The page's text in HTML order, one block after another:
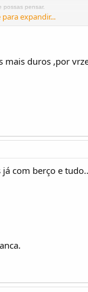
pensar.
para expandir...
duros ,por
com berço e